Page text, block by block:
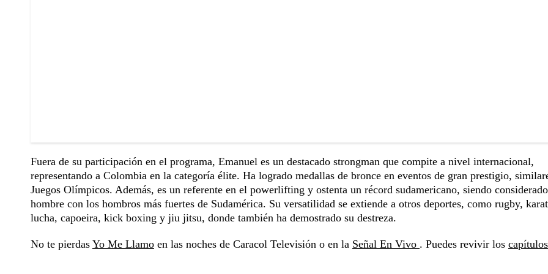
Fuera de su participación en el programa, Emanuel es un destacado strongman que compite a nivel internacional,
representando a Colombia en la categoría élite. Ha logrado medallas de bronce en eventos de gran prestigio,
Juegos Olímpicos. Además, es un referente en el powerlifting y ostenta un récord sudamericano, siendo
hombre con los hombros más fuertes de Sudamérica. Su versatilidad se extiende a otros deportes, como rugby,
lucha, capoeira, kick boxing y jiu jitsu, donde también ha demostrado su destreza.
No te pierdas Yo Me Llamo en las noches de Caracol Televisión o en la Señal En Vivo . Puedes revivir los